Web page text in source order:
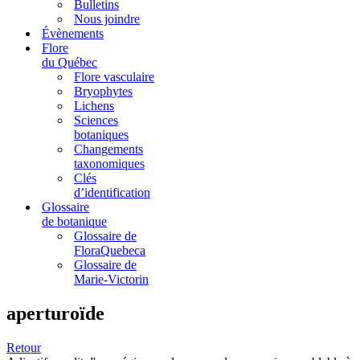
Bulletins
Nous joindre
Évènements
Flore
du Québec
Flore vasculaire
Bryophytes
Lichens
Sciences
botaniques
Changements
taxonomiques
Clés
d’identification
Glossaire
de botanique
Glossaire de
FloraQuebeca
Glossaire de
Marie-Victorin
aperturoïde
Retour